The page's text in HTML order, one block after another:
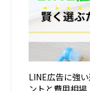
LINE広告に強
ントと費用相場